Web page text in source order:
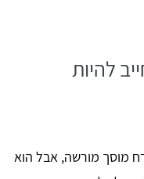
להיות
מוסך מורשה, אבל הוא